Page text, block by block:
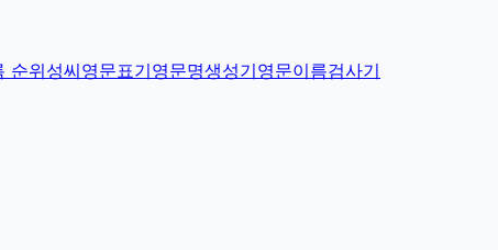
순위성씨영문표기영문명생성기영문이름검사기